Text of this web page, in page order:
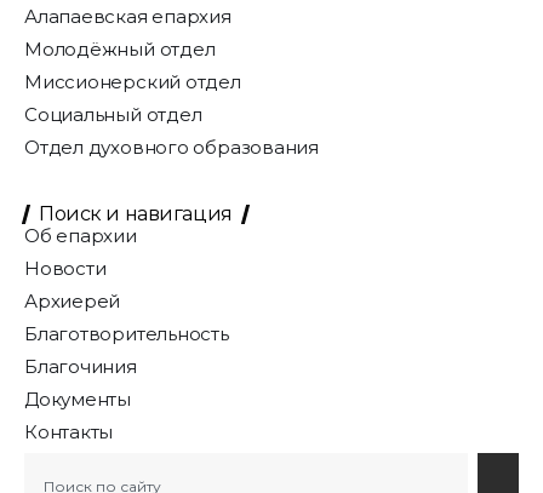
Алапаевская епархия
Молодёжный отдел
Миссионерский отдел
Социальный отдел
Отдел духовного образования
Поиск и навигация
Об епархии
Новости
Архиерей
Благотворительность
Благочиния
Документы
Контакты